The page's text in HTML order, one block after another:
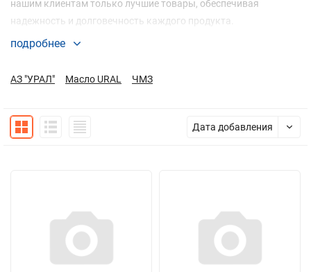
нашим клиентам только лучшие товары, обеспечивая
надежность и долговечность каждого продукта.
Мы предлагаем запчасти, которые подходят для различных
службы. Наша цель — помочь вам поддерживать вашу технику
Почему выбирают нас?
Выгодные цены: Поставки напрямую от производителя
подробнее
АЗ "УРАЛ" Масло URAL ЧМЗ
Дата добавления